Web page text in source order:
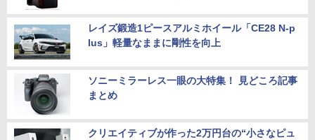
レイズ鍛造1ピースアルミホイール「CE28 N-p
lus」軽量なままに剛性を向上
ソニーミラーレス一眼の大特集！ 見どころ記事
まとめ
クリエイティブが作った2万円台の“小さなピュ